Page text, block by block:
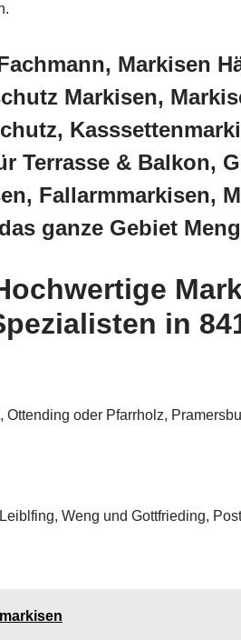
Markisen
Markisen,
Terrasse & Balkon,
Fallarmmarkisen,
ganze Gebiet
in
oder Pfarrholz,
Weng und Gottfrieding,